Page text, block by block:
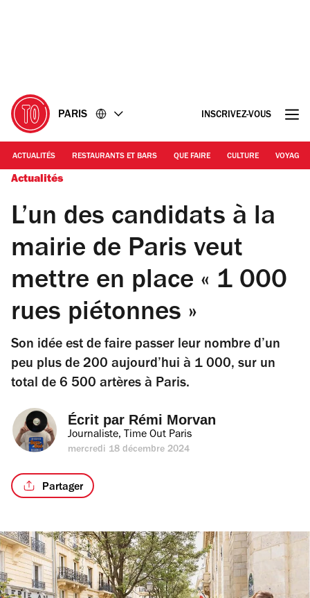
PARIS INSCRIVEZ-VOUS
ACTUALITÉS RESTAURANTS ET BARS QUE FAIRE CULTURE VOYAGE
Actualités
L’un des candidats à la
mairie de Paris veut
mettre en place « 1 000
rues piétonnes »
Son idée est de faire passer leur nombre d’un
peu plus de 200 aujourd’hui à 1 000, sur un
total de 6 500 artères à Paris.
Écrit par Rémi Morvan
Journaliste, Time Out Paris
mercredi 18 décembre 2024
Partager